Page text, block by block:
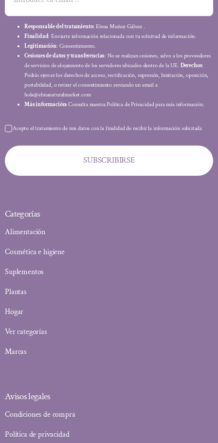
Responsable del tratamiento: Elena Muñoz Gálvez .
Finalidad: Enviarte información relacionada con tu solicitud de información.
Legitimación: Consentimiento.
Cesiones de datos y transferencias: No se realizan cesiones, salvo a los proveedores
de servicios de alojamiento de los servidores ubicados dentro de la UE. Derechos:
Podrás ejercer los derechos de acceso, rectificación, supresión, limitación, oposición,
portabilidad, o retirar el consentimiento enviando un email a
hola@elmanaturalmarket.com
Más información: Consulta nuestra Política de Privacidad para más información.
Acepto el tratamiento de mis datos con la finalidad de recibir la información solicitada
SUBSCRIBIRSE
Categorías
Alimentación
Cosmética e higiene
Suplementos
Plantas
Hogar
Ver categorías
Marcas
Avisos legales
Condiciones de compra
Política de privacidad